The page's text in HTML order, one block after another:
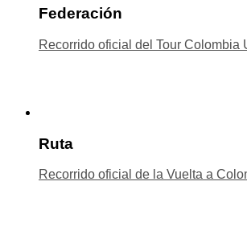
Federación
Recorrido oficial del Tour Colombia
Ruta
Recorrido oficial de la Vuelta a